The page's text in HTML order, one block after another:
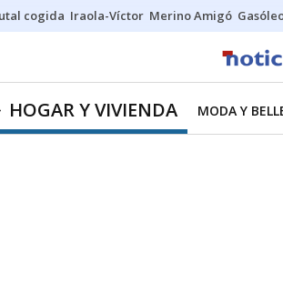
cogida Iraola-Víctor Merino Amigó
HOGAR Y VIVIENDA MODA Y